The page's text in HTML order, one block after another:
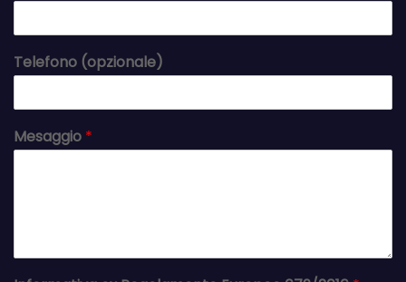
Telefono (opzionale)
Mesaggio *